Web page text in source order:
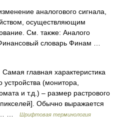
аналогового сигнала,
осуществляющим
См. также: Аналого
словарь Финам …
главная характеристика
устройства (монитора,
и т.д.) – размер растрового
Обычно выражается
…
Шрифтовая терминология